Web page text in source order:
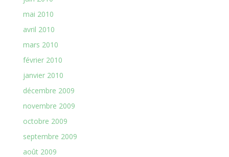
mai 2010
avril 2010
mars 2010
février 2010
janvier 2010
décembre 2009
novembre 2009
octobre 2009
septembre 2009
août 2009